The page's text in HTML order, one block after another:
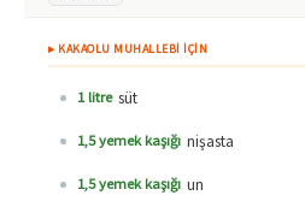
▸ KAKAOLU MUHALLEBİ İÇİN
1 litre süt
1,5 yemek kaşığı nişasta
1,5 yemek kaşığı un